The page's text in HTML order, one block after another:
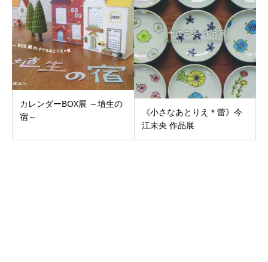
カレンダーBOX展 ～埴生の
宿～
《小さなあとりえ＊蕾》今
江未央 作品展